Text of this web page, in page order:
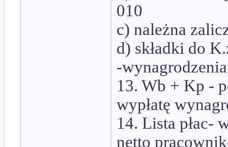
010
c) należna
d) składki do
-
13. Wb + Kp -
wypłatę
14. Lista płac-
netto